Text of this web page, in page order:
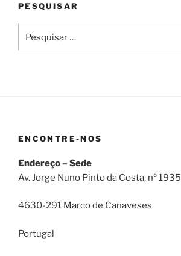
PESQUISAR
por:
ENCONTRE-NOS
Endereço – Sede
Av. Jorge Nuno Pinto da Costa, nº 1935
4630-291 Marco de Canaveses
Portugal